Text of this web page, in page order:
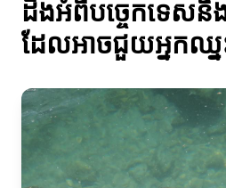
ដឹងអំពីបច្ចេកទេសនិ
ដែលអាចជួយអ្នកឈ្ន